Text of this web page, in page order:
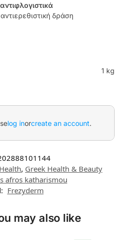
δράση
1 kg
log inorcreate an account.
, Greek Health & Beauty
afros katharismou
Frezyderm
may also like